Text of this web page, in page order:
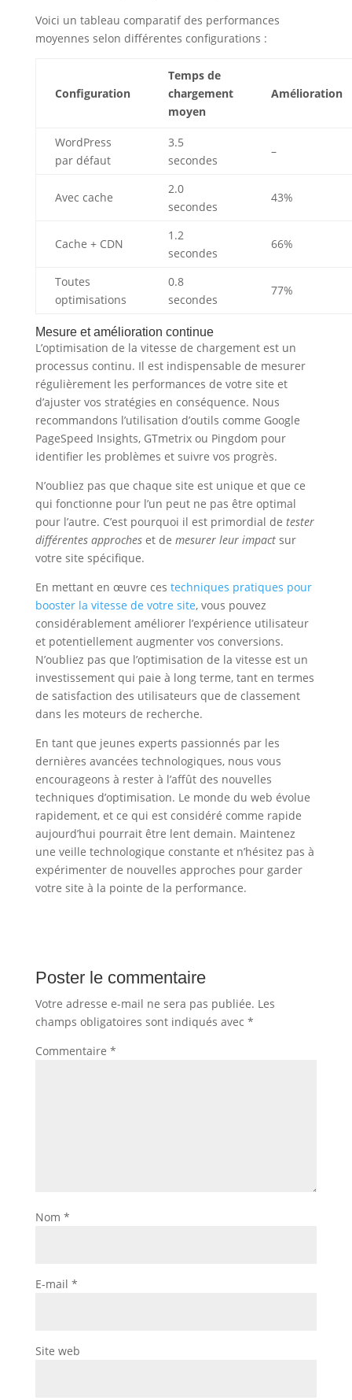
Voici un tableau comparatif des performances
moyennes selon différentes configurations :
Configuration
Temps de
chargement
moyen
Amélioration
WordPress
par défaut
3.5
secondes
–
Avec cache
2.0
secondes
43%
Cache + CDN
1.2
secondes
66%
Toutes
optimisations
0.8
secondes
77%
Mesure et amélioration continue
L’optimisation de la vitesse de chargement est un
processus continu. Il est indispensable de mesurer
régulièrement les performances de votre site et
d’ajuster vos stratégies en conséquence. Nous
recommandons l’utilisation d’outils comme Google
PageSpeed Insights, GTmetrix ou Pingdom pour
identifier les problèmes et suivre vos progrès.
N’oubliez pas que chaque site est unique et que ce
qui fonctionne pour l’un peut ne pas être optimal
pour l’autre. C’est pourquoi il est primordial de tester
différentes approcheset de mesurer leur impactsur
votre site spécifique.
En mettant en œuvre ces techniques pratiques pour
booster la vitesse de votre site, vous pouvez
considérablement améliorer l’expérience utilisateur
et potentiellement augmenter vos conversions.
N’oubliez pas que l’optimisation de la vitesse est un
investissement qui paie à long terme, tant en termes
de satisfaction des utilisateurs que de classement
dans les moteurs de recherche.
En tant que jeunes experts passionnés par les
dernières avancées technologiques, nous vous
encourageons à rester à l’affût des nouvelles
techniques d’optimisation. Le monde du web évolue
rapidement, et ce qui est considéré comme rapide
aujourd’hui pourrait être lent demain. Maintenez
une veille technologique constante et n’hésitez pas à
expérimenter de nouvelles approches pour garder
votre site à la pointe de la performance.
Poster le commentaire
Votre adresse e-mail ne sera pas publiée. Les
champs obligatoires sont indiqués avec *
Commentaire *
Nom *
E-mail *
Site web